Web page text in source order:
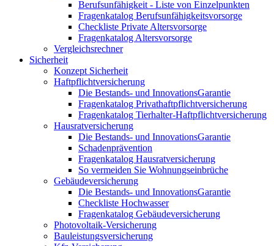
Berufsunfähigkeit - Liste von Einzelpunkten
Fragenkatalog Berufsunfähigkeitsvorsorge
Checkliste Private Altersvorsorge
Fragenkatalog Altersvorsorge
Vergleichsrechner
Sicherheit
Konzept Sicherheit
Haftpflichtversicherung
Die Bestands- und InnovationsGarantie
Fragenkatalog Privathaftpflichtversicherung
Fragenkatalog Tierhalter-Haftpflichtversicherung
Hausratversicherung
Die Bestands- und InnovationsGarantie
Schadenprävention
Fragenkatalog Hausratversicherung
So vermeiden Sie Wohnungseinbrüche
Gebäudeversicherung
Die Bestands- und InnovationsGarantie
Checkliste Hochwasser
Fragenkatalog Gebäudeversicherung
Photovoltaik-Versicherung
Bauleistungsversicherung